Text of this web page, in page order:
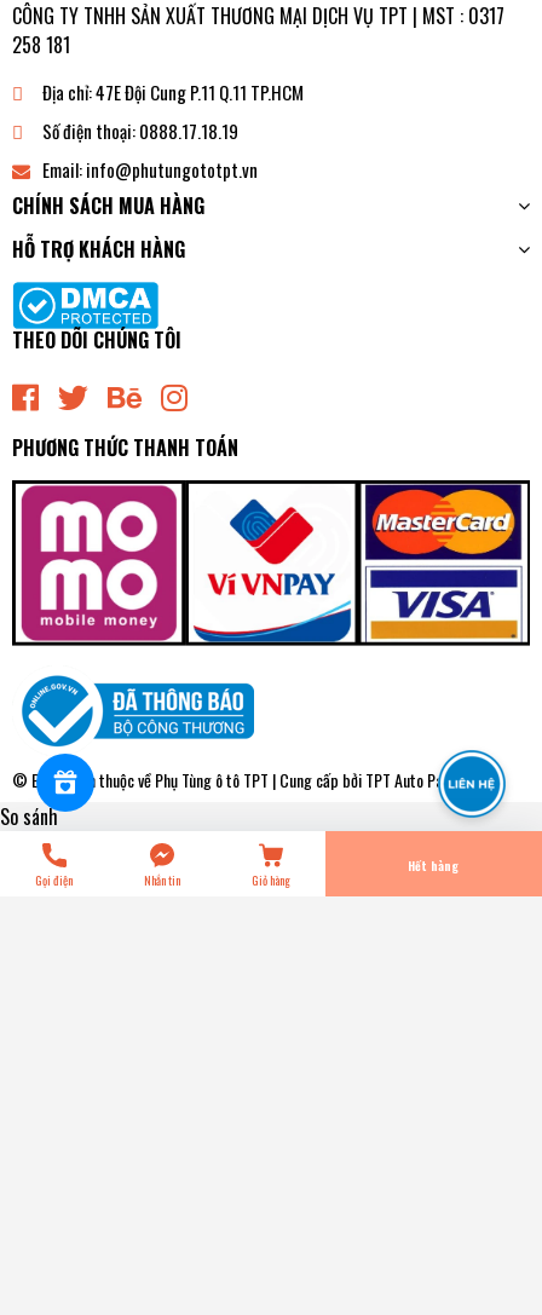
CÔNG TY TNHH SẢN XUẤT THƯƠNG MẠI DỊCH VỤ TPT | MST : 0317
258 181
Địa chỉ:47E Đội Cung P.11 Q.11 TP.HCM
Số điện thoại:0888.17.18.19
Email:info@phutungototpt.vn
CHÍNH SÁCH MUA HÀNG
HỖ TRỢ KHÁCH HÀNG
THEO DÕI CHÚNG TÔI
PHƯƠNG THỨC THANH TOÁN
© Bản quyền thuộc vềPhụ Tùng ô tô TPT | Cung cấp bởiTPT Auto Parts
So sánh
NSC592 Mâm Ép - Bàn Ép Kích Thước [190-132-225] Exedy
- Japan
0₫
Tiến Hành Thanh Toán
Gọi điện Nhắn tin Giỏ hàng
Hết hàng